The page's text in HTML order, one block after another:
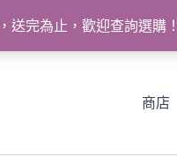
送完為止，歡迎查詢選購！
商店